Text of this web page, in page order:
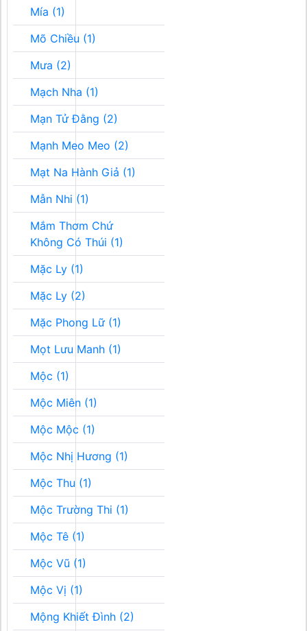
Mía (1)
Mõ Chiều (1)
Mưa (2)
Mạch Nha (1)
Mạn Tử Đằng (2)
Mạnh Meo Meo (2)
Mạt Na Hành Giả (1)
Mẫn Nhi (1)
Mắm Thơm Chứ
Không Có Thúi (1)
Mặc Ly (1)
Mặc Ly (2)
Mặc Phong Lữ (1)
Mọt Lưu Manh (1)
Mộc (1)
Mộc Miên (1)
Mộc Mộc (1)
Mộc Nhị Hương (1)
Mộc Thu (1)
Mộc Trường Thi (1)
Mộc Tê (1)
Mộc Vũ (1)
Mộc Vị (1)
Mộng Khiết Đình (2)